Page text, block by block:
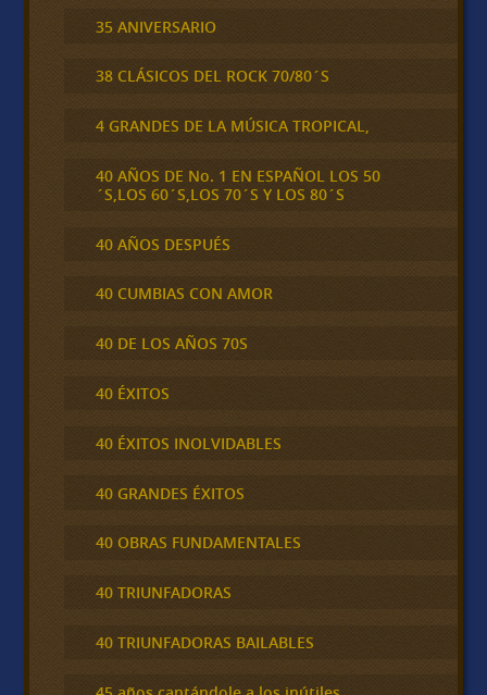
35 ANIVERSARIO
38 CLÁSICOS DEL ROCK 70/80´S
4 GRANDES DE LA MÚSICA TROPICAL,
40 AÑOS DE No. 1 EN ESPAÑOL LOS 50
´S,LOS 60´S,LOS 70´S Y LOS 80´S
40 AÑOS DESPUÉS
40 CUMBIAS CON AMOR
40 DE LOS AÑOS 70S
40 ÉXITOS
40 ÉXITOS INOLVIDABLES
40 GRANDES ÉXITOS
40 OBRAS FUNDAMENTALES
40 TRIUNFADORAS
40 TRIUNFADORAS BAILABLES